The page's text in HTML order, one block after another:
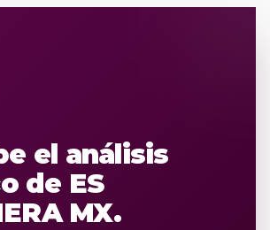
el análisis
de ES
MX.